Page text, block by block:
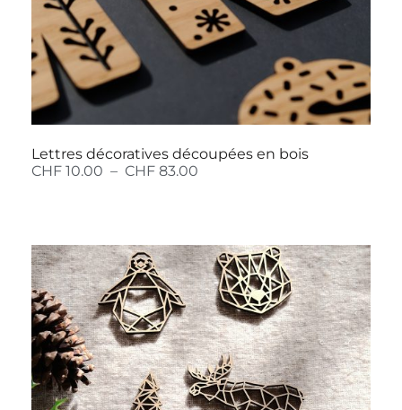
Lettres décoratives découpées en bois
CHF 10.00 – CHF 83.00